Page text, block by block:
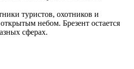
туристов, охотников и
небом. Брезент остается
сферах.